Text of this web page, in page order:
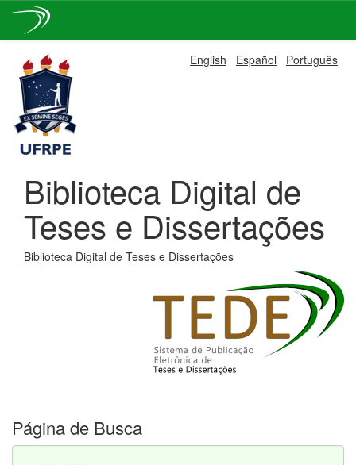
navigation
English Español Português
Biblioteca Digital de
Teses e Dissertações
Biblioteca Digital de Teses e Dissertações
Página de Busca